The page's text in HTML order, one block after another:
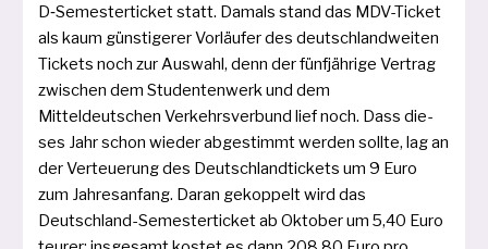
D‑Semesterticket statt. Damals stand das MDV-Ticket
als kaum güns­ti­ge­rer Vorläufer des deutsch­land­wei­ten
Tickets noch zur Auswahl, denn der fünf­jäh­ri­ge Vertrag
zwi­schen dem Studentenwerk und dem
Mitteldeutschen Verkehrsverbund lief noch. Dass die­
ses Jahr schon wie­der abge­stimmt wer­den soll­te, lag an
der Verteuerung des Deutschlandtickets um 9 Euro
zum Jahresanfang. Daran gekop­pelt wird das
Deutschland-Semesterticket ab Oktober um 5,40 Euro